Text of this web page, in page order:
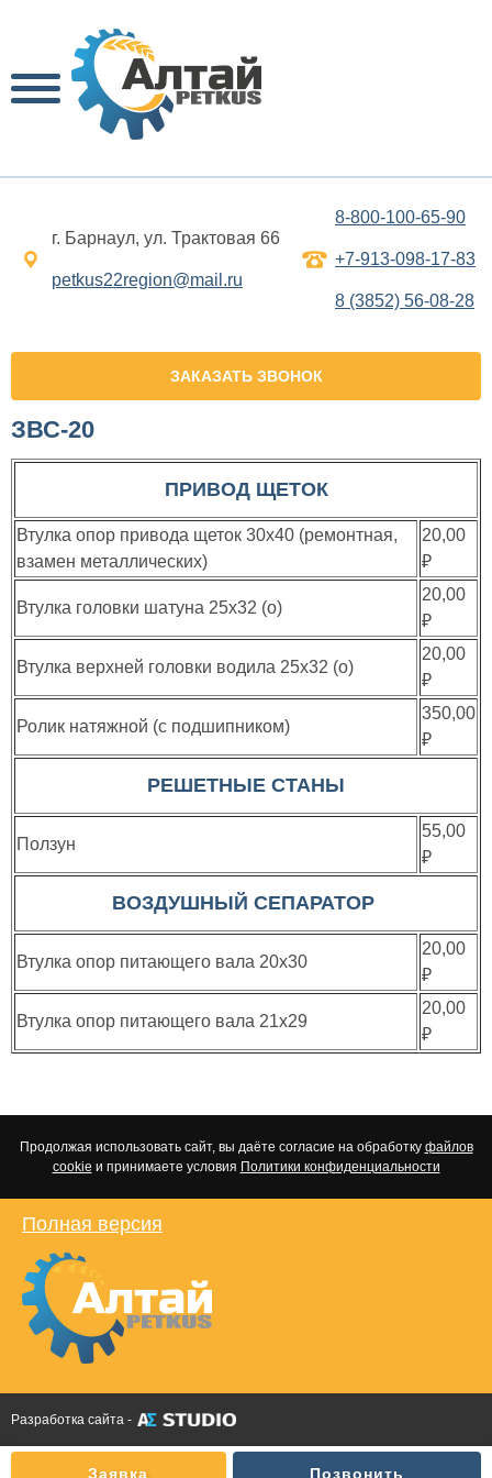
г. Барнаул, ул. Трактовая 66
petkus22region@mail.ru
8-800-100-65-90
+7-913-098-17-83
8 (3852) 56-08-28
ЗАКАЗАТЬ ЗВОНОК
ЗВС-20
ПРИВОД ЩЕТОК
Втулка опор привода щеток 30х40 (ремонтная,
взамен металлических)
20,00
₽
Втулка головки шатуна 25х32 (о)
20,00
₽
Втулка верхней головки водила 25х32 (о)
20,00
₽
Ролик натяжной (с подшипником)
350,00
₽
РЕШЕТНЫЕ СТАНЫ
Ползун
55,00
₽
ВОЗДУШНЫЙ СЕПАРАТОР
Втулка опор питающего вала 20х30
20,00
₽
Втулка опор питающего вала 21х29
20,00
₽
Продолжая использовать сайт, вы даёте согласие на обработку файлов
cookie и принимаете условия Политики конфиденциальности
Полная версия
Разработка сайта -
Заявка Позвонить